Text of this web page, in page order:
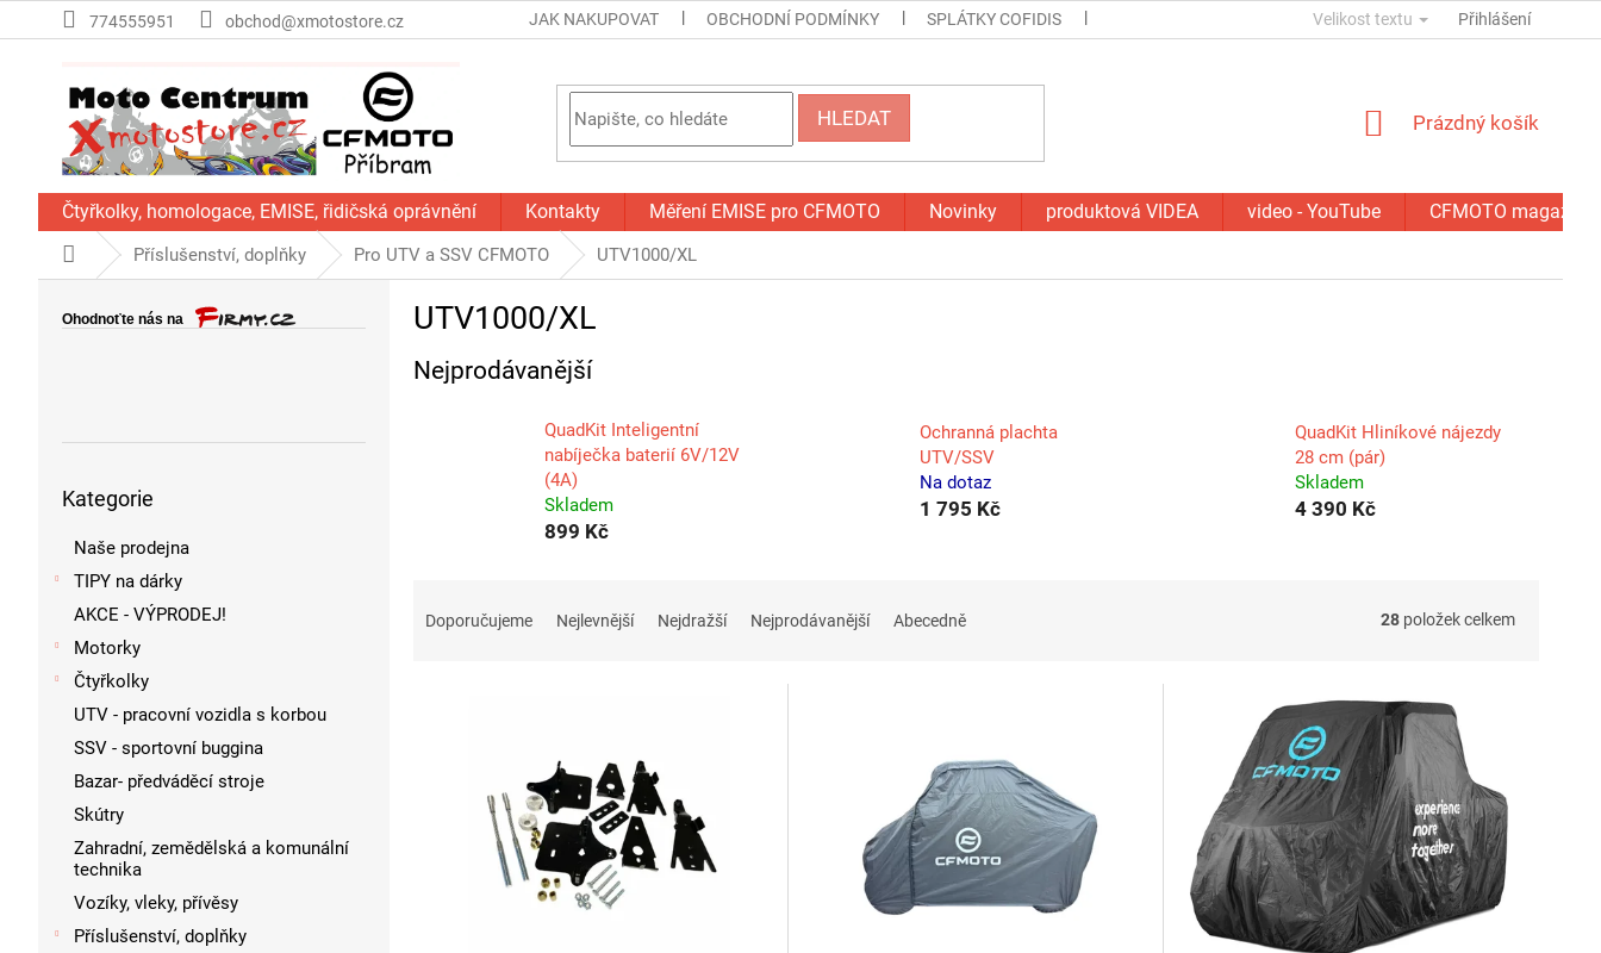
na
774555951 obchod@xmotostore.cz JAK NAKUPOVAT OBCHODNÍ PODMÍNKY SPLÁTKY COFIDIS GDPR SERVIS - OPRAVY
Velikost textu Přihlášení
HLEDAT
NÁKUPNÍ
Prázdný košík
Čtyřkolky, homologace, EMISE, řidičská oprávnění Kontakty Měření EMISE pro CFMOTO Novinky produktová VIDEA video - YouTube CFMOTO magazín
Domů Příslušenství, doplňky Pro UTV a SSV CFMOTO UTV1000/XL
kategorie
Kategorie
Naše prodejna
TIPY na dárky
AKCE - VÝPRODEJ!
Motorky
Čtyřkolky
UTV - pracovní vozidla s korbou
SSV - sportovní buggina
Bazar- předváděcí stroje
Skútry
Zahradní, zemědělská a komunální
technika
Vozíky, vleky, přívěsy
Příslušenství, doplňky
UTV1000/XL
Nejprodávanější
QuadKit Inteligentní
nabíječka baterií 6V/12V
(4A)
Skladem
899 Kč
Ochranná plachta
UTV/SSV
Na dotaz
1 795 Kč
QuadKit Hliníkové nájezdy
28 cm (pár)
Skladem
4 390 Kč
Doporučujeme Nejlevnější Nejdražší Nejprodávanější Abecedně 28 položek celkem